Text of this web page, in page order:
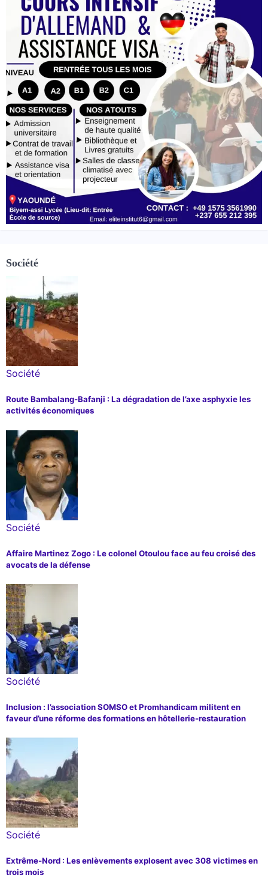
Société
Société
Route Bambalang-Bafanji : La dégradation de l’axe asphyxie les
activités économiques
Société
Affaire Martinez Zogo : Le colonel Otoulou face au feu croisé des
avocats de la défense
Société
Inclusion : l’association SOMSO et Promhandicam militent en
faveur d’une réforme des formations en hôtellerie-restauration
Société
Extrême-Nord : Les enlèvements explosent avec 308 victimes en
trois mois